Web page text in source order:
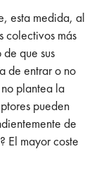
esta medida, al
colectivos más
que sus
de entrar o no
plantea la
pueden
de
El mayor coste